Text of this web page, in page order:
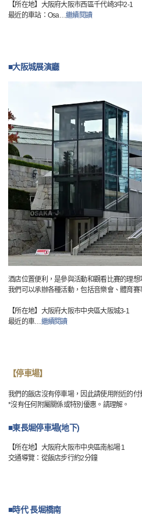
【所在地】大阪府大阪市西區千代崎3中2-1
最近的車站：Osa…繼續閱讀
■大阪城展演廳
酒店位置便利，是參與活動和觀看比賽的理想
我們可以承辦各種活動，包括音樂會、體育賽
【所在地】大阪府大阪市中央區大阪城3-1
最近的車…繼續閱讀
【停車場】
我們的飯店沒有停車場，因此請使用附近的付
*沒有任何附屬關係或特別優惠。請理解。
■東長堀停車場(地下)
【所在地】大阪府大阪市中央區南船場 1
交通導覽：從飯店步行約2分鐘
■時代 長堀橋南